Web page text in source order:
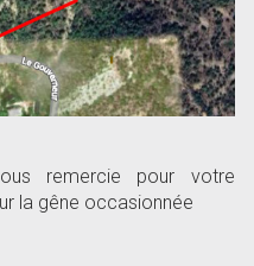
remercie pour votre
la gêne occasionnée